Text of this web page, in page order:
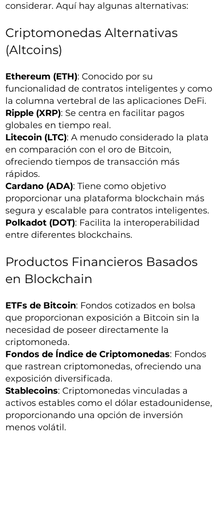
considerar. Aquí hay algunas alternativas:
Criptomonedas Alternativas
(Altcoins)
Ethereum (ETH): Conocido por su
funcionalidad de contratos inteligentes y como
la columna vertebral de las aplicaciones DeFi.
Ripple (XRP): Se centra en facilitar pagos
globales en tiempo real.
Litecoin (LTC): A menudo considerado la plata
en comparación con el oro de Bitcoin,
ofreciendo tiempos de transacción más
rápidos.
Cardano (ADA): Tiene como objetivo
proporcionar una plataforma blockchain más
segura y escalable para contratos inteligentes.
Polkadot (DOT): Facilita la interoperabilidad
entre diferentes blockchains.
Productos Financieros Basados
en Blockchain
ETFs de Bitcoin: Fondos cotizados en bolsa
que proporcionan exposición a Bitcoin sin la
necesidad de poseer directamente la
criptomoneda.
Fondos de Índice de Criptomonedas: Fondos
que rastrean criptomonedas, ofreciendo una
exposición diversificada.
Stablecoins: Criptomonedas vinculadas a
activos estables como el dólar estadounidense,
proporcionando una opción de inversión
menos volátil.